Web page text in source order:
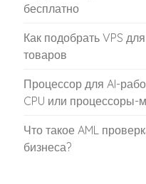
бесплатно
Как подобрать VPS
товаров
Процессор для AI-
CPU или процессоры-
Что такое AML
бизнеса?